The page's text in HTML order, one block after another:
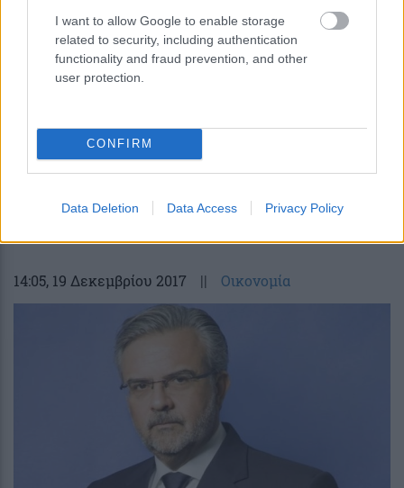
I want to allow Google to enable storage
related to security, including authentication
functionality and fraud prevention, and other
user protection.
CONFIRM
Data Deletion Data Access Privacy Policy
14:05, 19 Δεκεμβρίου 2017 || Οικονομία